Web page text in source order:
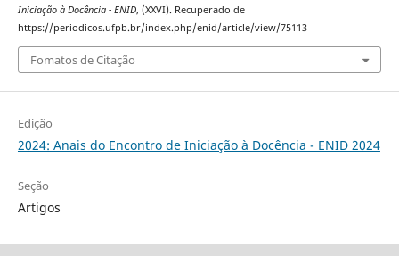
Iniciação à Docência - ENID, (XXVI). Recuperado de
https://periodicos.ufpb.br/index.php/enid/article/view/75113
Fomatos de Citação
Edição
2024: Anais do Encontro de Iniciação à Docência - ENID 2024
Seção
Artigos